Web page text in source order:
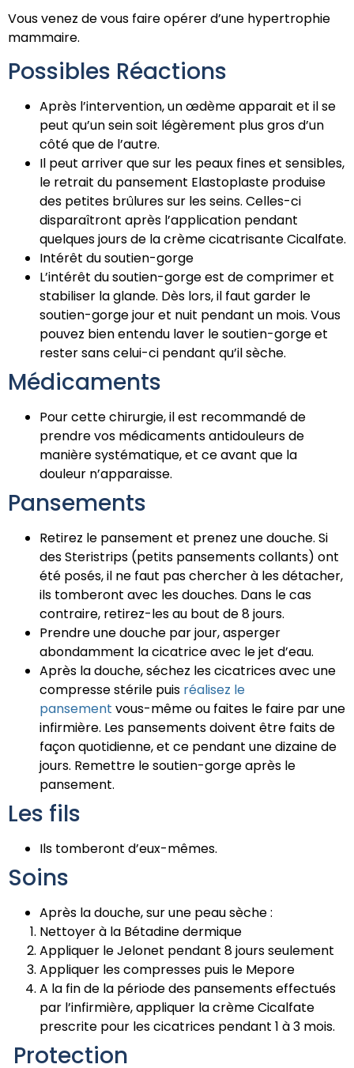
Vous venez de vous faire opérer d’une hypertrophie
mammaire.
Possibles Réactions
Après l’intervention, un œdème apparait et il se
peut qu’un sein soit légèrement plus gros d’un
côté que de l’autre.
Il peut arriver que sur les peaux fines et sensibles,
le retrait du pansement Elastoplaste produise
des petites brûlures sur les seins. Celles-ci
disparaîtront après l’application pendant
quelques jours de la crème cicatrisante Cicalfate.
Intérêt du soutien-gorge
L’intérêt du soutien-gorge est de comprimer et
stabiliser la glande. Dès lors, il faut garder le
soutien-gorge jour et nuit pendant un mois. Vous
pouvez bien entendu laver le soutien-gorge et
rester sans celui-ci pendant qu’il sèche.
Médicaments
Pour cette chirurgie, il est recommandé de
prendre vos médicaments antidouleurs de
manière systématique, et ce avant que la
douleur n’apparaisse.
Pansements
Retirez le pansement et prenez une douche. Si
des Steristrips (petits pansements collants) ont
été posés, il ne faut pas chercher à les détacher,
ils tomberont avec les douches. Dans le cas
contraire, retirez-les au bout de 8 jours.
Prendre une douche par jour, asperger
abondamment la cicatrice avec le jet d’eau.
Après la douche, séchez les cicatrices avec une
compresse stérile puis réalisez le
pansement vous-même ou faites le faire par une
infirmière. Les pansements doivent être faits de
façon quotidienne, et ce pendant une dizaine de
jours. Remettre le soutien-gorge après le
pansement.
Les fils
Ils tomberont d’eux-mêmes.
Soins
Après la douche, sur une peau sèche :
Nettoyer à la Bétadine dermique
Appliquer le Jelonet pendant 8 jours seulement
Appliquer les compresses puis le Mepore
A la fin de la période des pansements effectués
par l’infirmière, appliquer la crème Cicalfate
prescrite pour les cicatrices pendant 1 à 3 mois.
Protection